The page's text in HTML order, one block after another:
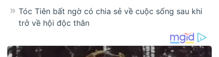
Tóc Tiên bất ngờ có chia sẻ về cuộc sống sau khi
trở về hội độc thân